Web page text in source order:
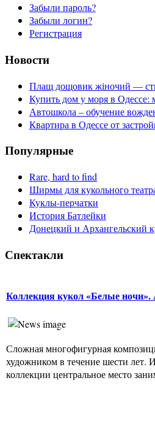
Забыли пароль?
Забыли логин?
Регистрация
Новости
Плащ дощовик жіночий —
Купить дом у моря в Одессе:
Автошкола – обучение
Квартира в Одессе от
Популярные
Rare, hard to find
Ширмы для кукольного
Куклы-перчатки
История Батлейки
Донецкий и Архангельский
Спектакли
Коллекция кукол «Белые
Сложная многофигурная
художником в течение шести лет.
коллекции центральное место